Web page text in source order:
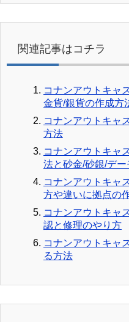
関連記事はコチラ
コナンアウトキャ
金貨/銀貨の作成方
コナンアウトキャ
方法
コナンアウトキャ
法と砂金/砂銀/デ
コナンアウトキャ
方や違いに拠点の
コナンアウトキャ
認と修理のやり方
コナンアウトキャ
る方法